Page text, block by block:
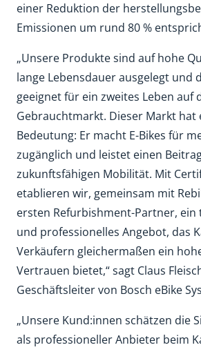
einer Reduktion der
Emissionen um rund 80 %
„Unsere Produkte sind auf hohe
lange Lebensdauer ausgelegt und
geeignet für ein zweites Leben auf
Gebrauchtmarkt. Dieser Markt hat
Bedeutung: Er macht E-Bikes für
zugänglich und leistet einen
zukunftsfähigen Mobilität. Mit
etablieren wir, gemeinsam mit
ersten Refurbishment-Partner, ein
und professionelles Angebot, das
Verkäufern gleichermaßen ein
Vertrauen bietet,“ sagt Claus
Geschäftsleiter von Bosch eBike
„Unsere Kund:innen schätzen die
als professioneller Anbieter beim